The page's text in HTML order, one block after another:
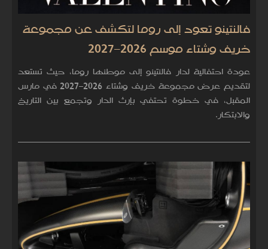
فالنتينو تعود إلى روما لتكشف عن مجموعة
خريف وشتاء موسم 2026–2027
عودة احتفالية لدار فالنتينو إلى موطنها روما، حيث تستعد
لتقديم عرض مجموعة خريف وشتاء 2026–2027 في مارس
المقبل، في خطوة تحتفي بإرث الدار وتجمع بين التاريخ
والابتكار.